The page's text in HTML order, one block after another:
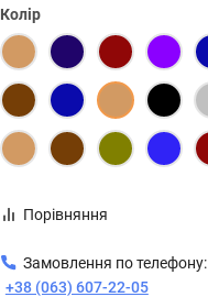
Колір
Порівняння
Замовлення по телефону:
+38 (063) 607-22-05